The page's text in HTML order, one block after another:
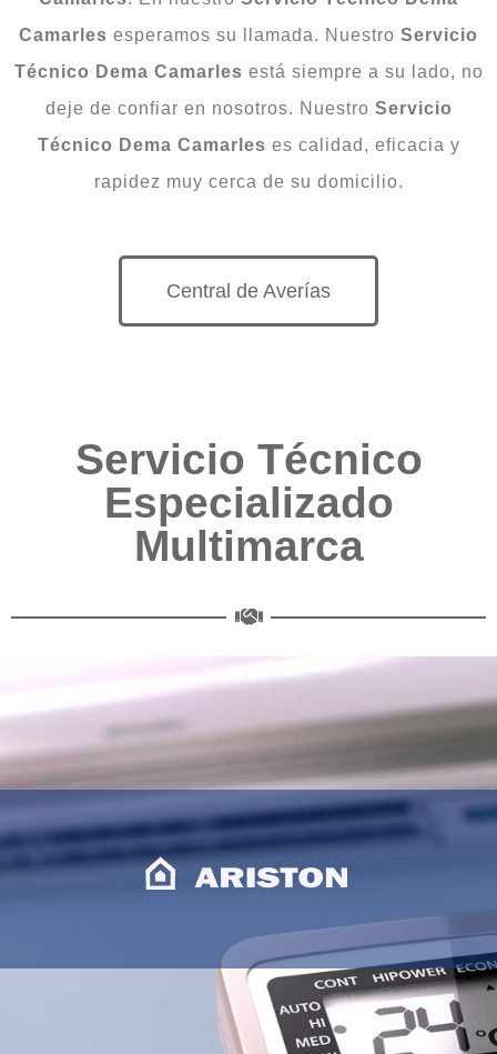
Camarles esperamos su llamada. Nuestro Servicio
Técnico Dema Camarles está siempre a su lado, no
deje de confiar en nosotros. Nuestro Servicio
Técnico Dema Camarles es calidad, eficacia y
rapidez muy cerca de su domicilio.
Central de Averías
Servicio Técnico
Especializado
Multimarca